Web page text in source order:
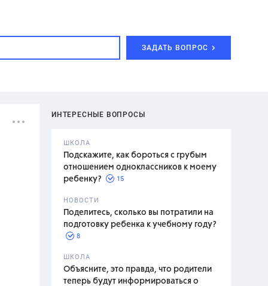
ЗАДАТЬ ВОПРОС
ИНТЕРЕСНЫЕ ВОПРОСЫ
ШКОЛА
Подскажите, как бороться с грубым
отношением одноклассников к моему
ребенку?
15
НОВОСТИ
Поделитесь, сколько вы потратили на
подготовку ребенка к учебному году?
8
ШКОЛА
Объясните, это правда, что родители
теперь будут информироваться о